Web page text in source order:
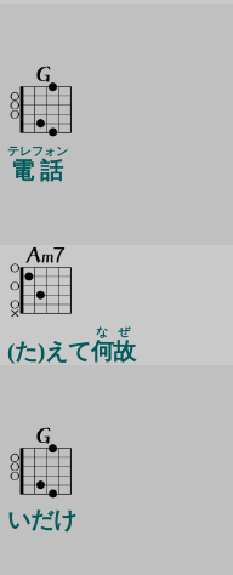
電話
テレフォン
(た)えて何故
なぜ
いだけ